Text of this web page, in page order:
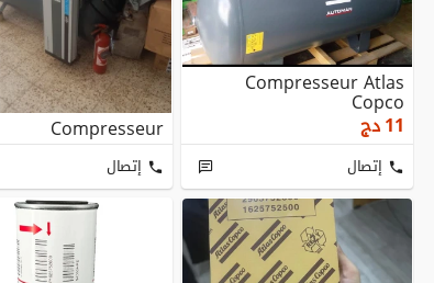
Compresseur Atlas
Copco
11دج
إتصال
Compresseur
إتصال